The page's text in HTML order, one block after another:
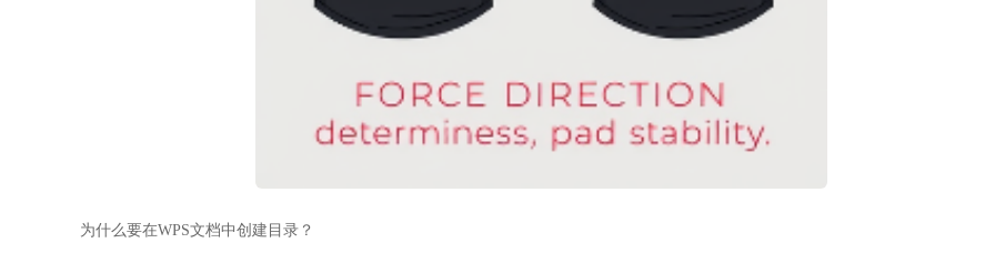
为什么要在WPS文档中创建目录？